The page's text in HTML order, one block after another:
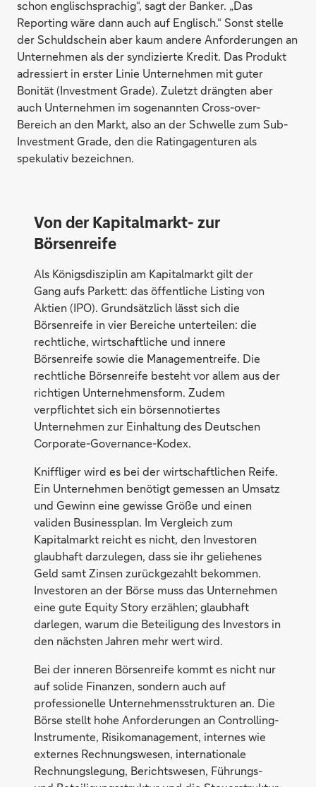
schon englischsprachig“, sagt der Banker. „Das
Reporting wäre dann auch auf Englisch.“ Sonst stelle
der Schuldschein aber kaum andere Anforderungen an
Unternehmen als der syndizierte Kredit. Das Produkt
adressiert in erster Linie Unternehmen mit guter
Bonität (Investment Grade). Zuletzt drängten aber
auch Unternehmen im sogenannten Cross-over-
Bereich an den Markt, also an der Schwelle zum Sub-
Investment Grade, den die Ratingagenturen als
spekulativ bezeichnen.
Von der Kapitalmarkt- zur
Börsenreife
Als Königsdisziplin am Kapitalmarkt gilt der
Gang aufs Parkett: das öffentliche Listing von
Aktien (IPO). Grundsätzlich lässt sich die
Börsenreife in vier Bereiche unterteilen: die
rechtliche, wirtschaftliche und innere
Börsenreife sowie die Managementreife. Die
rechtliche Börsenreife besteht vor allem aus der
richtigen Unternehmensform. Zudem
verpflichtet sich ein börsennotiertes
Unternehmen zur Einhaltung des Deutschen
Corporate-Governance-Kodex.
Kniffliger wird es bei der wirtschaftlichen Reife.
Ein Unternehmen benötigt gemessen an Umsatz
und Gewinn eine gewisse Größe und einen
validen Businessplan. Im Vergleich zum
Kapitalmarkt reicht es nicht, den Investoren
glaubhaft darzulegen, dass sie ihr geliehenes
Geld samt Zinsen zurückgezahlt bekommen.
Investoren an der Börse muss das Unternehmen
eine gute Equity Story erzählen; glaubhaft
darlegen, warum die Beteiligung des Investors in
den nächsten Jahren mehr wert wird.
Bei der inneren Börsenreife kommt es nicht nur
auf solide Finanzen, sondern auch auf
professionelle Unternehmensstrukturen an. Die
Börse stellt hohe Anforderungen an Controlling-
Instrumente, Risikomanagement, internes wie
externes Rechnungswesen, internationale
Rechnungslegung, Berichtswesen, Führungs-